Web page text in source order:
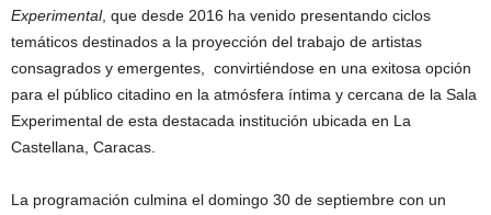
Experimental, que desde 2016 ha venido presentando ciclos
temáticos destinados a la proyección del trabajo de artistas
consagrados y emergentes, convirtiéndose en una exitosa opción
para el público citadino en la atmósfera íntima y cercana de la Sala
Experimental de esta destacada institución ubicada en La
Castellana, Caracas.
La programación culmina el domingo 30 de septiembre con un